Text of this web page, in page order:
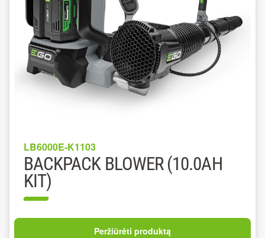
LB6000E-K1103
BACKPACK BLOWER (10.0AH
KIT)
Peržiūrėti produktą